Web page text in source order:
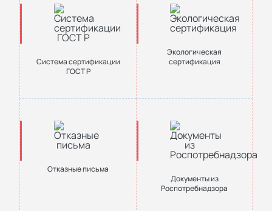
Система сертификации
ГОСТ Р
Экологическая
сертификация
Отказные письма
Документы из
Роспотребнадзора